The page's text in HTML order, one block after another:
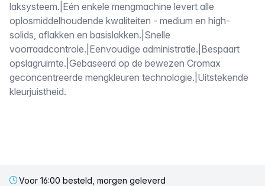
laksysteem.|Eén enkele mengmachine levert alle
oplosmiddelhoudende kwaliteiten - medium en high-
solids, aflakken en basislakken.|Snelle
voorraadcontrole.|Eenvoudige administratie.|Bespaart
opslagruimte.|Gebaseerd op de bewezen Cromax
geconcentreerde mengkleuren technologie.|Uitstekende
kleurjuistheid.
Voor 16:00 besteld, morgen geleverd